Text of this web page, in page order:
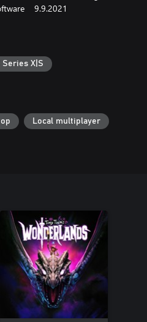
9.9.2021
Series X|S
Local multiplayer